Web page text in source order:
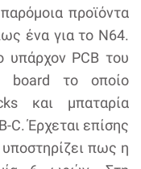
προϊόντα
ένα για το N64.
υπάρχον PCB του
board το οποίο
και μπαταρία
C. Έρχεται επίσης
πως η